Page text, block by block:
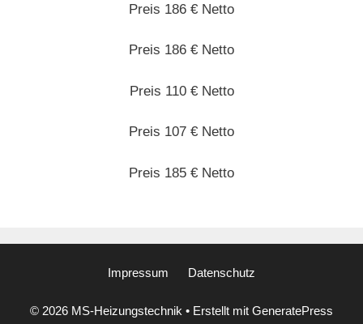
Preis 186 € Netto
Preis 186 € Netto
Preis 110 € Netto
Preis 107 € Netto
Preis 185 € Netto
Impressum Datenschutz
© 2026 MS-Heizungstechnik • Erstellt mit GeneratePress